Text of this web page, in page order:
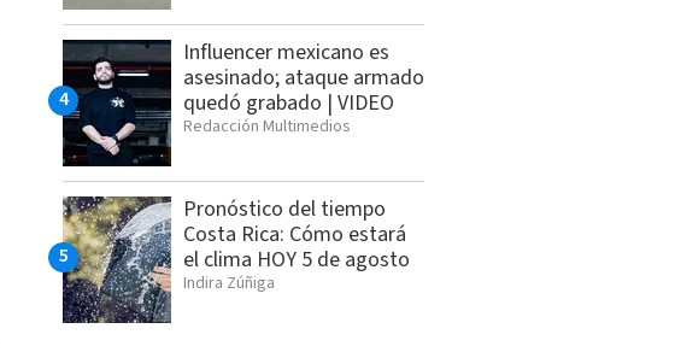
Influencer mexicano es
asesinado; ataque armado
quedó grabado | VIDEO
Redacción Multimedios
Pronóstico del tiempo
Costa Rica: Cómo estará
el clima HOY 5 de agosto
Indira Zúñiga